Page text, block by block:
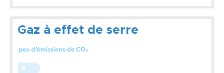
Gaz à effet de serre